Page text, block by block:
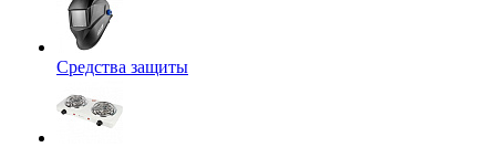
Средства защиты